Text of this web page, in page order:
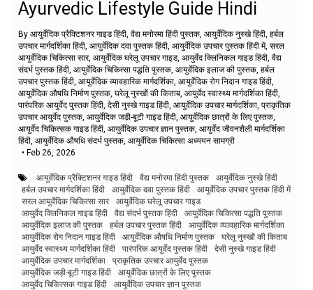
Ayurvedic Lifestyle Guide Hindi
By आयुर्वेदिक प्रैक्टिशनर गाइड हिंदी, वैद्य मनोरमा हिंदी पुस्तक, आयुर्वेदिक नुस्खे हिंदी, हर्बल
उपचार मार्गदर्शिका हिंदी, आयुर्वेदिक दवा पुस्तक हिंदी, आयुर्वेदिक उपचार पुस्तक हिंदी में, सरल
आयुर्वेदिक चिकित्सा सार, आयुर्वेदिक घरेलू उपचार गाइड, आयुर्वेद क्लिनिकल गाइड हिंदी, वैद्य
संदर्भ पुस्तक हिंदी, आयुर्वेदिक चिकित्सा पद्धति पुस्तक, आयुर्वेदिक इलाज की पुस्तक, हर्बल
उपचार पुस्तक हिंदी, आयुर्वेदिक व्यावहारिक मार्गदर्शिका, आयुर्वेदिक रोग निदान गाइड हिंदी,
आयुर्वेदिक औषधि निर्माण पुस्तक, घरेलू नुस्खों की किताब, आयुर्वेद स्वास्थ्य मार्गदर्शिका हिंदी,
पारंपरिक आयुर्वेद पुस्तक हिंदी, देसी नुस्खे गाइड हिंदी, आयुर्वेदिक उपचार मार्गदर्शिका, प्राकृतिक
उपचार आयुर्वेद पुस्तक, आयुर्वेदिक जड़ी-बूटी गाइड हिंदी, आयुर्वेदिक छात्रों के लिए पुस्तक,
आयुर्वेद चिकित्सक गाइड हिंदी, आयुर्वेदिक उपचार ज्ञान पुस्तक, आयुर्वेद जीवनशैली मार्गदर्शिका
हिंदी, आयुर्वेदिक औषधि संदर्भ पुस्तक, आयुर्वेदिक चिकित्सा अध्ययन सामग्री
• Feb 26, 2026
आयुर्वेदिक प्रैक्टिशनर गाइड हिंदी वैद्य मनोरमा हिंदी पुस्तक
आयुर्वेदिक नुस्खे हिंदी
हर्बल उपचार मार्गदर्शिका हिंदी
आयुर्वेदिक दवा पुस्तक हिंदी
आयुर्वेदिक उपचार पुस्तक हिंदी में
सरल आयुर्वेदिक चिकित्सा सार
आयुर्वेदिक घरेलू उपचार गाइड
आयुर्वेद क्लिनिकल गाइड हिंदी
वैद्य संदर्भ पुस्तक हिंदी
आयुर्वेदिक चिकित्सा पद्धति पुस्तक
आयुर्वेदिक इलाज की पुस्तक
हर्बल उपचार पुस्तक हिंदी
आयुर्वेदिक व्यावहारिक मार्गदर्शिका
आयुर्वेदिक रोग निदान गाइड हिंदी
आयुर्वेदिक औषधि निर्माण पुस्तक
घरेलू नुस्खों की किताब
आयुर्वेद स्वास्थ्य मार्गदर्शिका हिंदी
पारंपरिक आयुर्वेद पुस्तक हिंदी
देसी नुस्खे गाइड हिंदी
आयुर्वेदिक उपचार मार्गदर्शिका
प्राकृतिक उपचार आयुर्वेद पुस्तक
आयुर्वेदिक जड़ी-बूटी गाइड हिंदी
आयुर्वेदिक छात्रों के लिए पुस्तक
आयुर्वेद चिकित्सक गाइड हिंदी
आयुर्वेदिक उपचार ज्ञान पुस्तक